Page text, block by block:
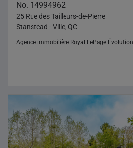
No. 14994962
25 Rue des Tailleurs-de-Pierre
Stanstead - Ville, QC
Agence immobilière Royal LePage Évolution